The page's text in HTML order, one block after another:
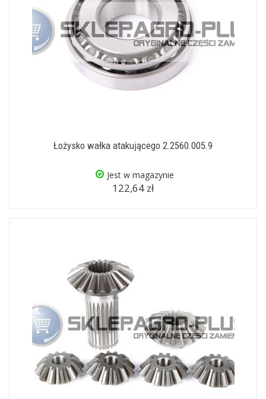
Łożysko wałka atakującego 2.2560.005.9
Jest w magazynie
122,64 zł